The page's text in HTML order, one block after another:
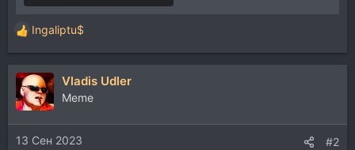
Р
е
а
к
ц
и
и
:
Ingaliptu$
Vladis Udler
Memе
13 Сен 2023 #2